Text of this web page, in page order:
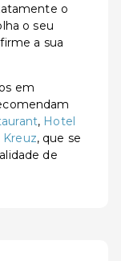
o
o seu
a sua
em
, Hotel
, que se
de